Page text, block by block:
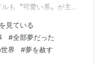
も〝可愛い系〟が主流
像が、べちゃっ、 と眼
〝私〟という自我の意
間を立体的（３D）に
見ている
#全部夢だった
界 #夢を赦す